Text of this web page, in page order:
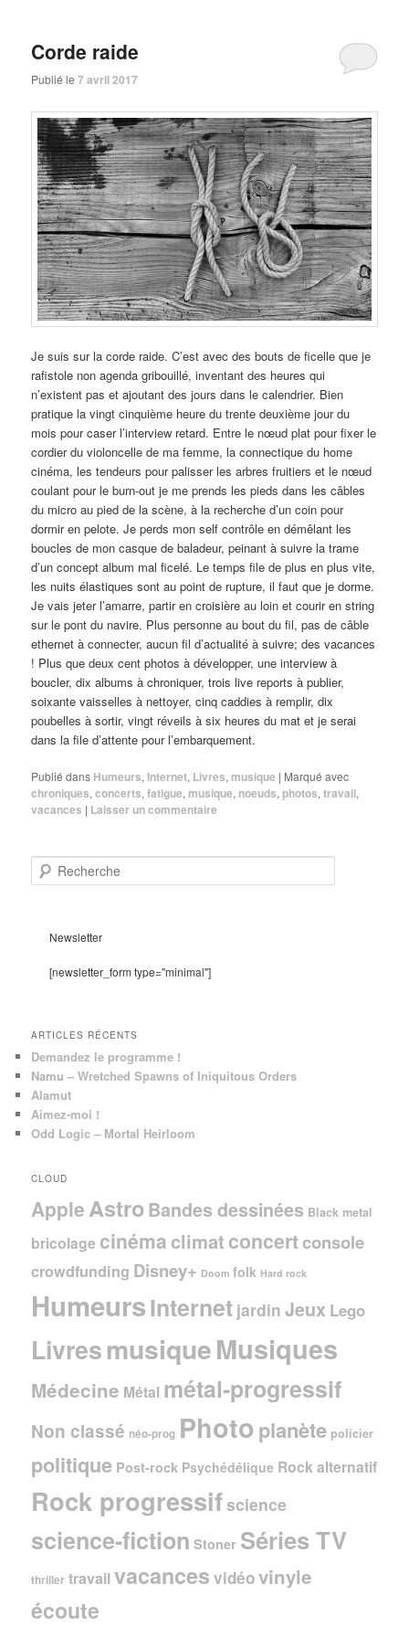
Corde raide
Publié le7 avril 2017
Je suis sur la corde raide. C’est avec des bouts de ficelle que je
rafistole non agenda gribouillé, inventant des heures qui
n’existent pas et ajoutant des jours dans le calendrier. Bien
pratique la vingt cinquième heure du trente deuxième jour du
mois pour caser l’interview retard. Entre le nœud plat pour fixer le
cordier du violoncelle de ma femme, la connectique du home
cinéma, les tendeurs pour palisser les arbres fruitiers et le nœud
coulant pour le burn-out je me prends les pieds dans les câbles
du micro au pied de la scène, à la recherche d’un coin pour
dormir en pelote. Je perds mon self contrôle en démêlant les
boucles de mon casque de baladeur, peinant à suivre la trame
d’un concept album mal ficelé. Le temps file de plus en plus vite,
les nuits élastiques sont au point de rupture, il faut que je dorme.
Je vais jeter l’amarre, partir en croisière au loin et courir en string
sur le pont du navire. Plus personne au bout du fil, pas de câble
ethernet à connecter, aucun fil d’actualité à suivre; des vacances
! Plus que deux cent photos à développer, une interview à
boucler, dix albums à chroniquer, trois live reports à publier,
soixante vaisselles à nettoyer, cinq caddies à remplir, dix
poubelles à sortir, vingt réveils à six heures du mat et je serai
dans la file d’attente pour l’embarquement.
Publié dans Humeurs, Internet, Livres, musique | Marqué avec
chroniques,concerts,fatigue, musique, noeuds, photos,travail,
vacances | Laisser un commentaire
e
Newsletter
[newsletter_form type="minimal"]
ARTICLES RÉCENTS
Demandez le programme !
Namu – Wretched Spawns of Iniquitous Orders
Alamut
Aimez-moi !
Odd Logic – Mortal Heirloom
CLOUD
Apple AstroBandes dessinées Black metal
bricolage cinéma climat concertconsole
crowdfunding Disney+ Doom folk Hard rock
HumeursInternet jardin Jeux Lego
LivresmusiqueMusiques
Médecine Métal métal-progressif
Non classé néo-prog Photo planète policier
politique Post-rock Psychédélique Rock alternatif
Rock progressifscience
science-fiction Stoner Séries TV
thriller travail vacances vidéovinyle
écoute